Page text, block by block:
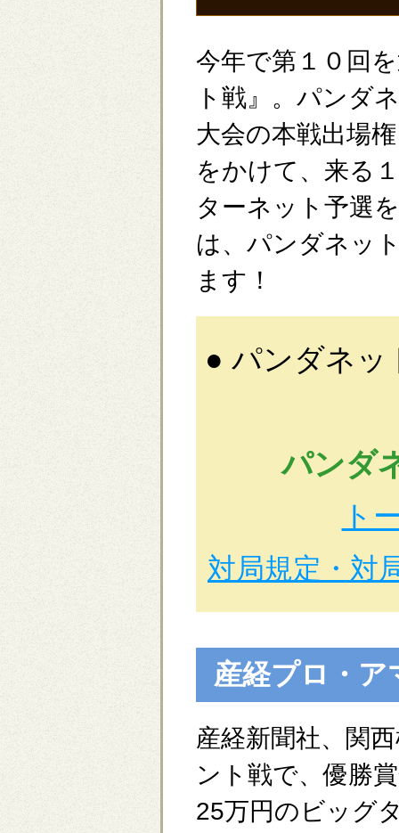
今年で第１０回
ト戦』。パンダ
大会の本戦出場
をかけて、来る
ターネット予選
は、パンダネッ
ます！
● パンダネッ
パンダ
ト
対局規定・対
産経プロ・
産経新聞社、関
ント戦で、優勝
25万円のビッグ